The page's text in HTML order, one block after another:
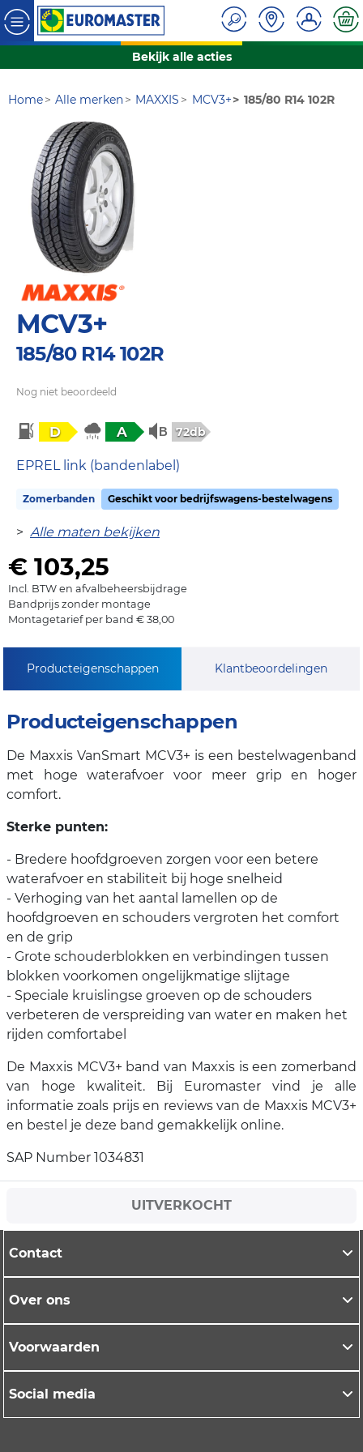
Bekijk alle acties
Home Alle merken MAXXIS MCV3+ 185/80 R14 102R
MCV3+
185/80 R14 102R
Nog niet beoordeeld
D A 72db
EPREL link (bandenlabel)
Zomerbanden Geschikt voor bedrijfswagens-bestelwagens
> Alle maten bekijken
€ 103,25
Incl. BTW en afvalbeheersbijdrage
Bandprijs zonder montage
Montagetarief per band € 38,00
Producteigenschappen Klantbeoordelingen
Producteigenschappen
De Maxxis VanSmart MCV3+ is een bestelwagenband
met hoge waterafvoer voor meer grip en hoger
comfort.
Sterke punten:
- Bredere hoofdgroeven zorgen voor een betere
waterafvoer en stabiliteit bij hoge snelheid
- Verhoging van het aantal lamellen op de
hoofdgroeven en schouders vergroten het comfort
en de grip
- Grote schouderblokken en verbindingen tussen
blokken voorkomen ongelijkmatige slijtage
- Speciale kruislingse groeven op de schouders
verbeteren de verspreiding van water en maken het
rijden comfortabel
De Maxxis MCV3+ band van Maxxis is een zomerband
van hoge kwaliteit. Bij Euromaster vind je alle
informatie zoals prijs en reviews van de Maxxis MCV3+
en bestel je deze band gemakkelijk online.
SAP Number 1034831
UITVERKOCHT
Contact
Over ons
Voorwaarden
Social media